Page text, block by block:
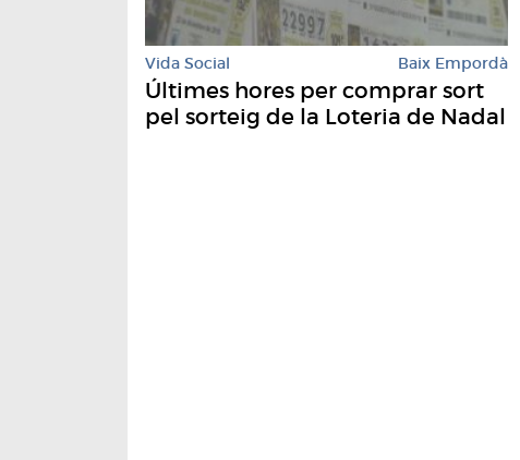
Vida Social Baix Empordà
Últimes hores per comprar sort
pel sorteig de la Loteria de Nadal